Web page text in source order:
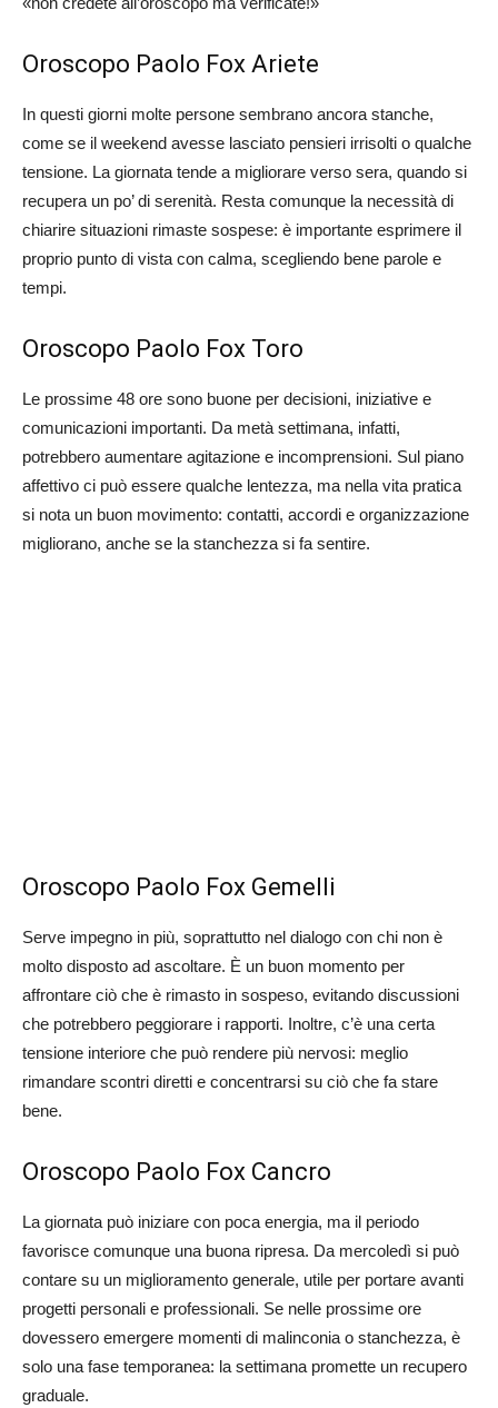
Oroscopo Paolo Fox Ariete
In questi giorni molte persone sembrano ancora stanche,
come se il weekend avesse lasciato pensieri irrisolti o qualche
tensione. La giornata tende a migliorare verso sera, quando si
recupera un po’ di serenità. Resta comunque la necessità di
chiarire situazioni rimaste sospese: è importante esprimere il
proprio punto di vista con calma, scegliendo bene parole e
tempi.
Oroscopo Paolo Fox Toro
Le prossime 48 ore sono buone per decisioni, iniziative e
comunicazioni importanti. Da metà settimana, infatti,
potrebbero aumentare agitazione e incomprensioni. Sul piano
affettivo ci può essere qualche lentezza, ma nella vita pratica
si nota un buon movimento: contatti, accordi e organizzazione
migliorano, anche se la stanchezza si fa sentire.
Oroscopo Paolo Fox Gemelli
Serve impegno in più, soprattutto nel dialogo con chi non è
molto disposto ad ascoltare. È un buon momento per
affrontare ciò che è rimasto in sospeso, evitando discussioni
che potrebbero peggiorare i rapporti. Inoltre, c’è una certa
tensione interiore che può rendere più nervosi: meglio
rimandare scontri diretti e concentrarsi su ciò che fa stare
bene.
Oroscopo Paolo Fox Cancro
La giornata può iniziare con poca energia, ma il periodo
favorisce comunque una buona ripresa. Da mercoledì si può
contare su un miglioramento generale, utile per portare avanti
progetti personali e professionali. Se nelle prossime ore
dovessero emergere momenti di malinconia o stanchezza, è
solo una fase temporanea: la settimana promette un recupero
graduale.